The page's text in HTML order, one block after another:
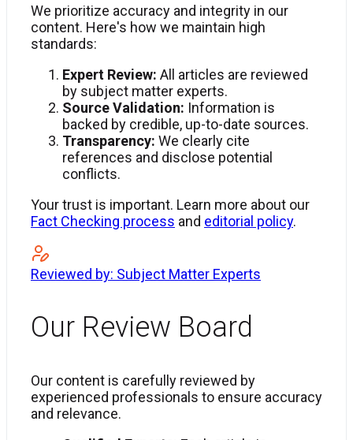
We prioritize accuracy and integrity in our
content. Here's how we maintain high
standards:
Expert Review: All articles are reviewed
by subject matter experts.
Source Validation: Information is
backed by credible, up-to-date sources.
Transparency: We clearly cite
references and disclose potential
conflicts.
Your trust is important. Learn more about our
Fact Checking process and editorial policy.
Reviewed by: Subject Matter Experts
Our Review Board
Our content is carefully reviewed by
experienced professionals to ensure accuracy
and relevance.